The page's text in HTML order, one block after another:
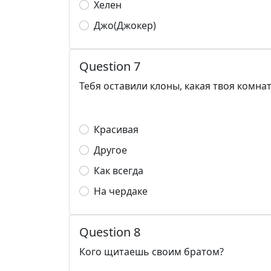
Хелен
Джо(Джокер)
Question 7
Тебя оставили клоны, какая твоя
Красивая
Другое
Как всегда
На чердаке
Question 8
Кого щитаешь своим братом?